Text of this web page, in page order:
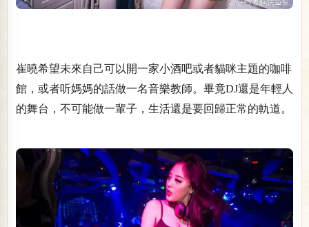
崔曉希望未來自己可以開一家小酒吧或者貓咪主題的咖啡
館，或者听媽媽的話做一名音樂教師。畢竟DJ還是年輕人
的舞台，不可能做一輩子，生活還是要回歸正常的軌道。